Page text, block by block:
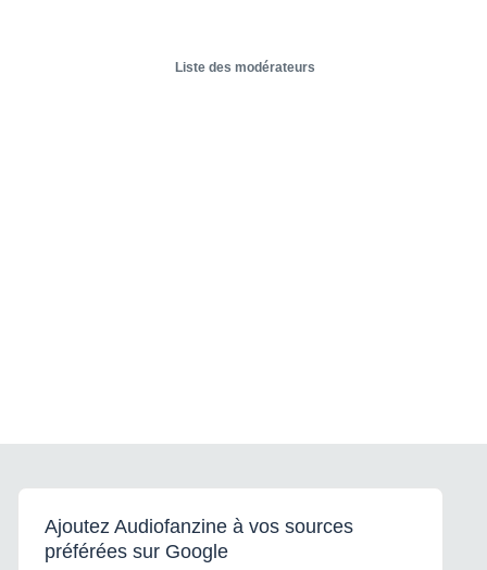
Liste des modérateurs
Ajoutez Audiofanzine à vos sources
préférées sur Google